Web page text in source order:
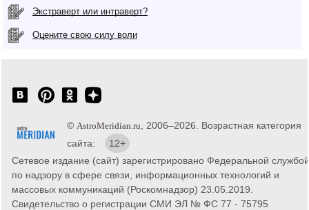
Экстраверт или интраверт?
Оцените свою силу воли
© AstroMeridian.ru , 2006–2026. Возрастная категория
сайта:
12+
Сетевое издание (сайт) зарегистрировано Федеральной службой
по надзору в сфере связи, информационных технологий и
массовых коммуникаций (Роскомнадзор) 23.05.2019.
Свидетельство о регистрации СМИ ЭЛ № ФС 77 - 75795